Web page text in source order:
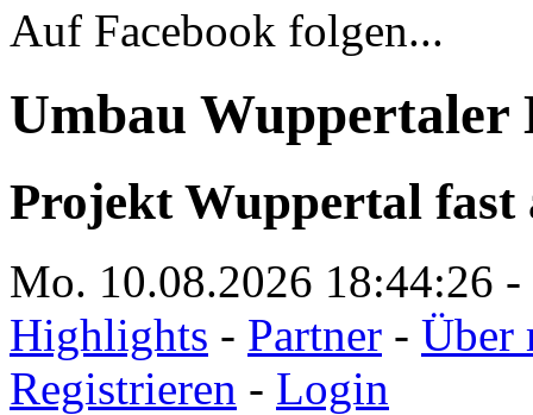
Auf Facebook folgen...
Umbau Wuppertaler
Projekt Wuppertal fast
Mo. 10.08.2026 18:44:26 -
Highlights - Partner - Über
Registrieren - Login